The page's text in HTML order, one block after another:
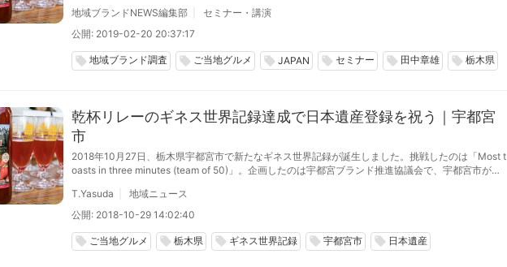
解く～」を実施し、（株）ブランド総合研究所 代表取締役社長 田中章雄が登壇する。
地域ブランドNEWS編集部
セミナー・講演
公開: 2019-02-20 20:37:17
local_offer 地域ブランド調査 local_offer ご当地グルメ local_offer JAPAN local_offer セミナー local_offer 田中章雄 local_offer 栃木県
乾杯リレーのギネス世界記録達成で日本遺産登録を祝う｜宇都宮
市
2018年10月27日、栃木県宇都宮市で新たなギネス世界記録が誕生しました。挑戦したのは「Most t
oasts in three minutes (team of 50)」。企画したのは宇都宮ブランド推進協議会で、宇都宮市が今
T.Yasuda
地域ニュース
公開: 2018-10-29 14:02:40
local_offer ご当地グルメ local_offer 栃木県 local_offer ギネス世界記録 local_offer 宇都宮市 local_offer 日本遺産